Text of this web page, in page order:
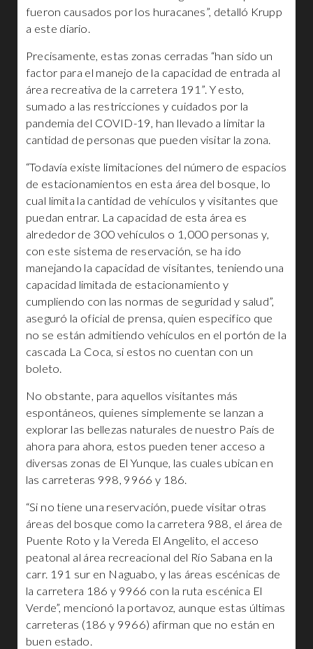
fueron causados por los huracanes”, detalló Krupp
a este diario.
Precisamente, estas zonas cerradas “han sido un
factor para el manejo de la capacidad de entrada al
área recreativa de la carretera 191”. Y esto,
sumado a las restricciones y cuidados por la
pandemia del COVID-19, han llevado a limitar la
cantidad de personas que pueden visitar la zona.
“Todavía existe limitaciones del número de espacios
de estacionamientos en esta área del bosque, lo
cual limita la cantidad de vehículos y visitantes que
puedan entrar. La capacidad de esta área es
alrededor de 300 vehículos o 1,000 personas y,
con este sistema de reservación, se ha ido
manejando la capacidad de visitantes, teniendo una
capacidad limitada de estacionamiento y
cumpliendo con las normas de seguridad y salud”,
aseguró la oficial de prensa, quien especifico que
no se están admitiendo vehículos en el portón de la
cascada La Coca, si estos no cuentan con un
boleto.
No obstante, para aquellos visitantes más
espontáneos, quienes simplemente se lanzan a
explorar las bellezas naturales de nuestro País de
ahora para ahora, estos pueden tener acceso a
diversas zonas de El Yunque, las cuales ubican en
las carreteras 998, 9966 y 186.
“Si no tiene una reservación, puede visitar otras
áreas del bosque como la carretera 988, el área de
Puente Roto y la Vereda El Angelito, el acceso
peatonal al área recreacional del Río Sabana en la
carr. 191 sur en Naguabo, y las áreas escénicas de
la carretera 186 y 9966 con la ruta escénica El
Verde”, mencionó la portavoz, aunque estas últimas
carreteras (186 y 9966) afirman que no están en
buen estado.